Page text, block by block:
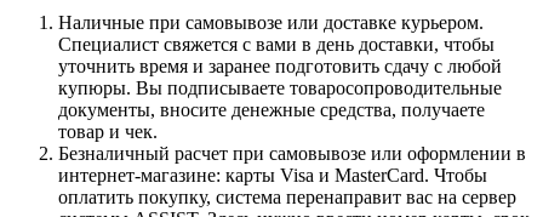
Наличные при самовывозе или доставке курьером.
Специалист свяжется с вами в день доставки, чтобы
уточнить время и заранее подготовить сдачу с любой
купюры. Вы подписываете товаросопроводительные
документы, вносите денежные средства, получаете
товар и чек.
Безналичный расчет при самовывозе или оформлении в
интернет-магазине: карты Visa и MasterCard. Чтобы
оплатить покупку, система перенаправит вас на сервер